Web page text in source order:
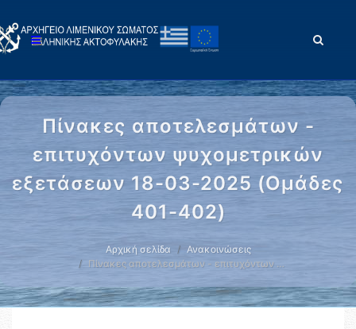
Πίνακες αποτελεσμάτων -
επιτυχόντων ψυχομετρικών
εξετάσεων 18-03-2025 (Ομάδες
401-402)
Αρχική σελίδα
Ανακοινώσεις
Πίνακες αποτελεσμάτων - επιτυχόντων …